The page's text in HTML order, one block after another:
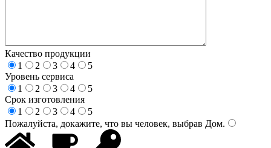
Качество продукции
1
2 3 4
5
Уровень сервиса
1
2 3 4
5
Срок изготовления
1
2 3 4
5
Пожалуйста, докажите, что вы человек, выбрав Дом.